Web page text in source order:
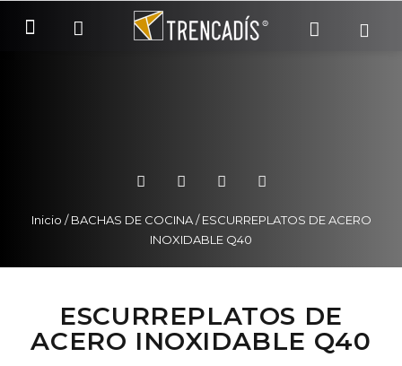
Inicio /BACHAS DE COCINA/ ESCURREPLATOS DE ACERO
INOXIDABLE Q40
ESCURREPLATOS DE
ACERO INOXIDABLE Q40